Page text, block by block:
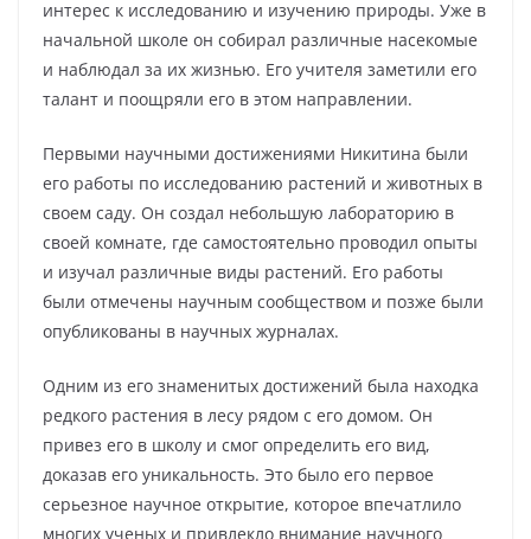
интерес к исследованию и изучению природы. Уже в
начальной школе он собирал различные насекомые
и наблюдал за их жизнью. Его учителя заметили его
талант и поощряли его в этом направлении.
Первыми научными достижениями Никитина были
его работы по исследованию растений и животных в
своем саду. Он создал небольшую лабораторию в
своей комнате, где самостоятельно проводил опыты
и изучал различные виды растений. Его работы
были отмечены научным сообществом и позже были
опубликованы в научных журналах.
Одним из его знаменитых достижений была находка
редкого растения в лесу рядом с его домом. Он
привез его в школу и смог определить его вид,
доказав его уникальность. Это было его первое
серьезное научное открытие, которое впечатлило
многих ученых и привлекло внимание научного